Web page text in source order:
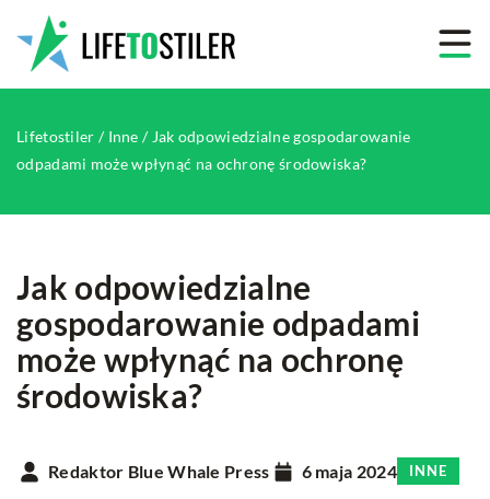
Lifetostiler / Inne / Jak odpowiedzialne gospodarowanie
odpadami może wpłynąć na ochronę środowiska?
Jak odpowiedzialne
gospodarowanie odpadami
może wpłynąć na ochronę
środowiska?
Redaktor Blue Whale Press 6 maja 2024 INNE